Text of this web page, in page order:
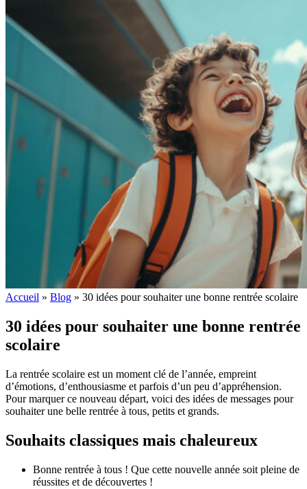
Accueil » Blog » 30 idées pour souhaiter une bonne rentrée scolaire
30 idées pour souhaiter une bonne rentrée
scolaire
La rentrée scolaire est un moment clé de l’année, empreint
d’émotions, d’enthousiasme et parfois d’un peu d’appréhension.
Pour marquer ce nouveau départ, voici des idées de messages pour
souhaiter une belle rentrée à tous, petits et grands.
Souhaits classiques mais chaleureux
Bonne rentrée à tous ! Que cette nouvelle année soit pleine de
réussites et de découvertes !